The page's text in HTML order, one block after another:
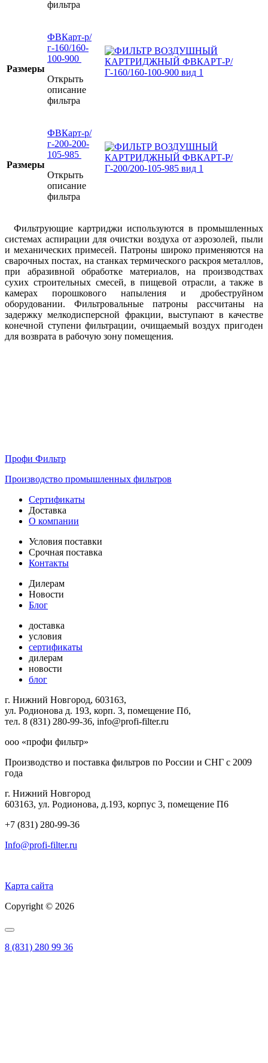
фильтра
Размеры
ФВКарт-р/
г-160/160-
100-900
Открыть
описание
фильтра
Размеры
ФВКарт-р/
г-200-200-
105-985
Открыть
описание
фильтра
Фильтрующие картриджи используются в промышленных
системах аспирации для очистки воздуха от аэрозолей, пыли
и механических примесей. Патроны широко применяются на
сварочных постах, на станках термического раскроя металлов,
при абразивной обработке материалов, на производствах
сухих строительных смесей, в пищевой отрасли, а также в
камерах порошкового напыления и дробеструйном
оборудовании. Фильтровальные патроны рассчитаны на
задержку мелкодисперсной фракции, выступают в качестве
конечной ступени фильтрации, очищаемый воздух пригоден
для возврата в рабочую зону помещения.
Профи Фильтр
Производство промышленных фильтров
Сертификаты
Доставка
О компании
Условия поставки
Срочная поставка
Контакты
Дилерам
Новости
Блог
доставка
условия
сертификаты
дилерам
новости
блог
г. Нижний Новгород, 603163,
ул. Родионова д. 193, корп. 3, помещение Пб,
тел. 8 (831) 280-99-36, info@profi-filter.ru
ооо «профи фильтр»
Производство и поставка фильтров по России и СНГ с 2009
года
г. Нижний Новгород
603163, ул. Родионова, д.193, корпус 3, помещение П6
+7 (831) 280-99-36
Info@profi-filter.ru
Карта сайта
Copyright © 2026
8 (831) 280 99 36